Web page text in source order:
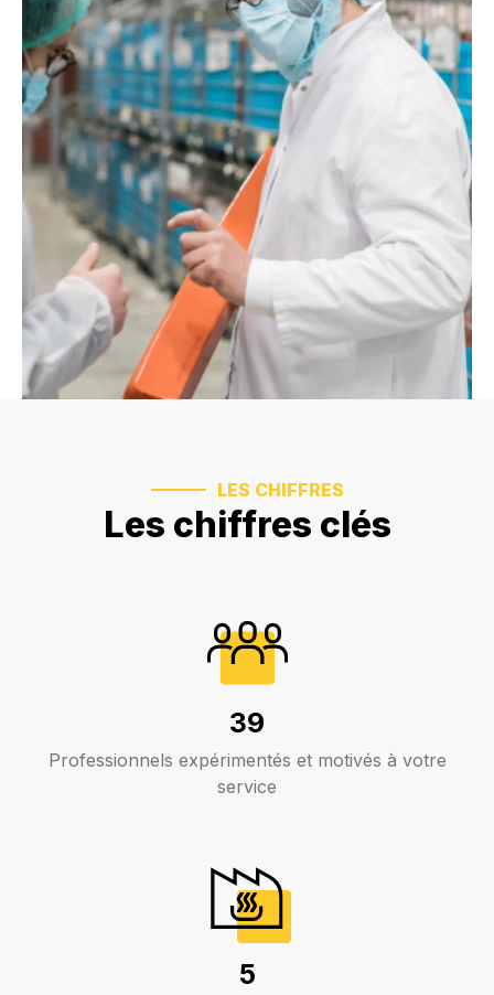
LES CHIFFRES
Les chiffres clés
39
Professionnels expérimentés et motivés à votre
service
5